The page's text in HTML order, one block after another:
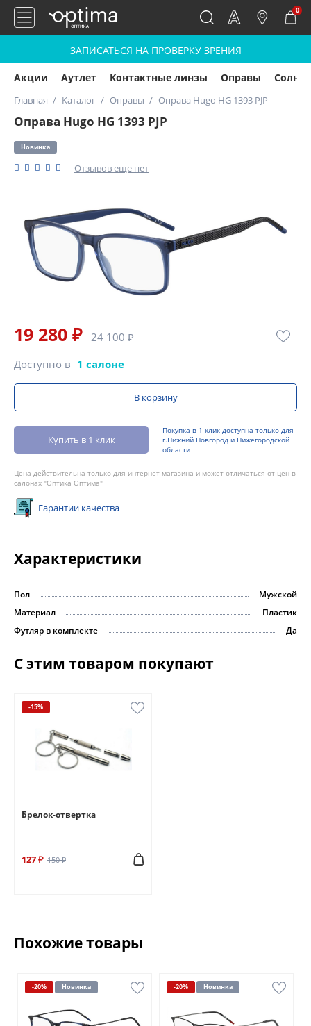
0
ЗАПИСАТЬСЯ НА ПРОВЕРКУ ЗРЕНИЯ
Акции Аутлет Контактные линзы Оправы
Главная Каталог Оправы Оправа Hugo HG 1393 PJP
Оправа Hugo HG 1393 PJP
Новинка
Отзывов еще нет
19 280 ₽ 24 100 ₽
Доступно в 1 салоне
В корзину
Купить в 1 клик
Покупка в 1 клик доступна только для
г.Нижний Новгород и Нижегородской
области
Цена действительна только для интернет-магазина и может отличаться от цен в
салонах "Оптика Оптима"
Гарантии качества
Характеристики
Пол
Мужской
Материал
Пластик
Футляр в комплекте
Да
С этим товаром покупают
-15%
Брелок-отвертка
127 ₽ 150 ₽
Похожие товары
-20% Новинка -20% Новинка